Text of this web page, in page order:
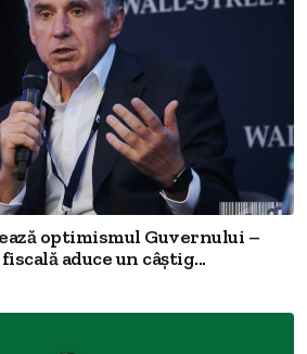
optimismul Guvernului –
aduce un câștig...